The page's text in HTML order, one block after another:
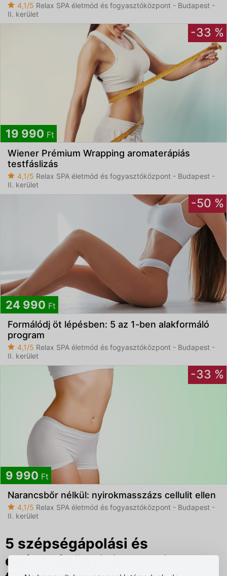
4,1/5 Relax SPA életmód és fogyasztóközpont - Budapest -
II. kerület
-33 %
19 990 Ft
Wiener Prémium Wrapping aromaterápiás
testfáslizás
4,1/5 Relax SPA életmód és fogyasztóközpont - Budapest -
II. kerület
-50 %
24 990 Ft
Formálódj öt lépésben: 5 az 1-ben alakformáló
program
4,1/5 Relax SPA életmód és fogyasztóközpont - Budapest -
II. kerület
-33 %
9 990 Ft
Narancsbőr nélkül: nyirokmasszázs cellulit ellen
4,1/5 Relax SPA életmód és fogyasztóközpont - Budapest -
II. kerület
5 szépségápolási és
egészségügyi tipp, ami